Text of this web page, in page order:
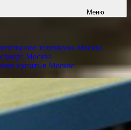
Меню
техникума Москва
Москва
купить в Москве